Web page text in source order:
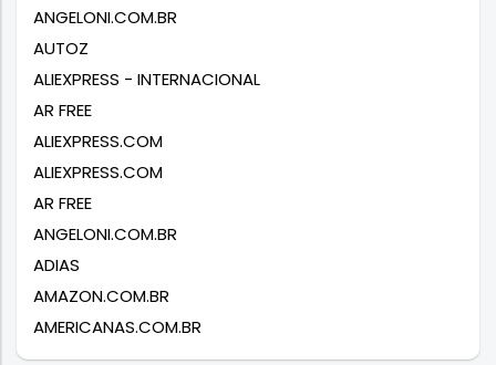
ANGELONI.COM.BR
AUTOZ
ALIEXPRESS - INTERNACIONAL
AR FREE
ALIEXPRESS.COM
ALIEXPRESS.COM
AR FREE
ANGELONI.COM.BR
ADIAS
AMAZON.COM.BR
AMERICANAS.COM.BR